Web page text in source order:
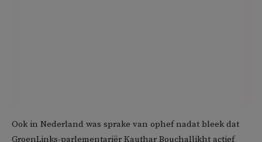
Ook in Nederland was sprake van ophef nadat bleek dat
GroenLinks-parlementariër Kauthar Bouchallikht actief